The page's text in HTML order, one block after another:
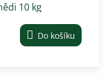
10 kg
Do košíku